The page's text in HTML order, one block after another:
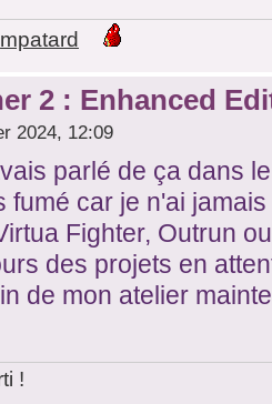
mpatard
2 : Enhanced
2024, 12:09
parlé de ça dans
fumé car je n'ai
Fighter, Outrun
des projets en
de mon atelier
!